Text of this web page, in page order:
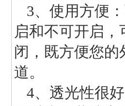
3、使用方便
启和不可开启
闭，既方便您
道。
4、透光性很